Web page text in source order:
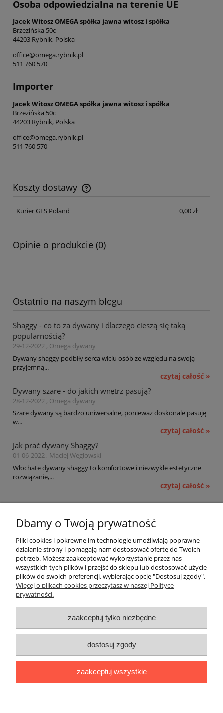
Osoba odpowiedzialna na terenie UE
Jacek Witosz OMEGA spółka jawna witosz i spółka
Brzezińska 50c
44203 Rybnik, Polska
office@omega.rybnik.pl
511 760 570
Importer
Jacek Witosz OMEGA spółka jawna witosz i spółka
Brzezińska 50c
44203 Rybnik, Polska
office@omega.rybnik.pl
511 760 570
Koszty dostawy
Cena nie zawiera ewentualnych kosztów płatności
Kurier GLS Poland
0,00 zł
Opinie o produkcie (0)
Ostatnio na naszym blogu
Shaggy - co to za dywany i dlaczego cieszą się taką
popularnością?
29-12-2022 , Omega dywany
Dywany shaggy podbiły serca wielu osób ze względu na swoją
przyjemną...
czytaj całość »
Dywany szare - do jakich wnętrz pasują?
28-12-2022 , Omega dywany
Szare dywany są bardzo uniwersalne, ponieważ doskonale pasuję
w...
czytaj całość »
Jak prać dywany Shaggy?
01-06-2022 , Maciej Węgłowski
Włochate dywany shaggy to komfortowe i niezwykle estetyczne
rozwiązanie,...
czytaj całość »
Płatności i dostawa
Informacje
O nas
Witosz i Spółka
44-203 Rybnik ul. Brzezińska 50c
telefon:511760570
Facebook
Dbamy o Twoją prywatność
Pliki cookies i pokrewne im technologie umożliwiają poprawne
działanie strony i pomagają nam dostosować ofertę do Twoich
potrzeb. Możesz zaakceptować wykorzystanie przez nas
wszystkich tych plików i przejść do sklepu lub dostosować użycie
plików do swoich preferencji, wybierając opcję "Dostosuj zgody".
Więcej o plikach cookies przeczytasz w naszej Polityce
prywatności.
zaakceptuj tylko niezbędne
dostosuj zgody
zaakceptuj wszystkie